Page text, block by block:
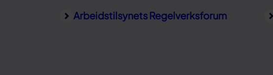
Arbeidstilsynets Regelverksforum